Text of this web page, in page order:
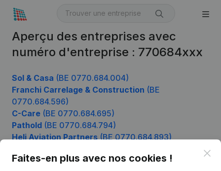
Aperçu des entreprises avec
numéro d'entreprise : 770684xxx
Sol & Casa (BE 0770.684.004)
Franchi Carrelage & Construction (BE
0770.684.596)
C-Care (BE 0770.684.695)
Pathold (BE 0770.684.794)
Heli Aviation Partners(BE 0770.684.893)
Faites-en plus avec nos cookies !